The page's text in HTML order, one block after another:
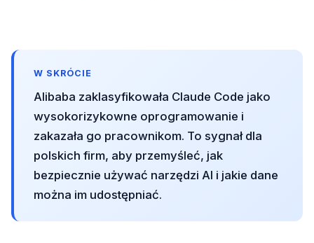
W SKRÓCIE
Alibaba zaklasyfikowała Claude Code jako
wysokorizykowne oprogramowanie i
zakazała go pracownikom. To sygnał dla
polskich firm, aby przemyśleć, jak
bezpiecznie używać narzędzi AI i jakie dane
można im udostępniać.